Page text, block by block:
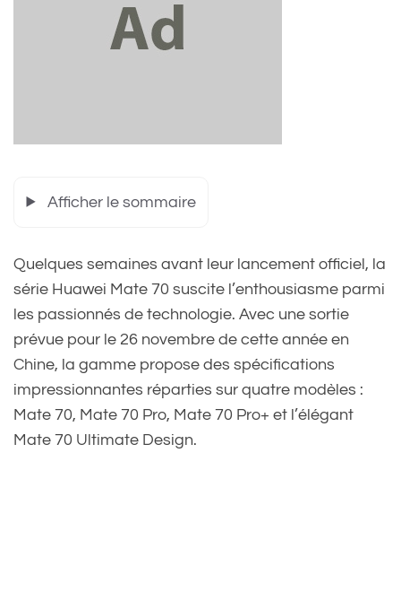
Afficher le sommaire
Quelques semaines avant leur lancement officiel, la
série Huawei Mate 70 suscite l’enthousiasme parmi
les passionnés de technologie. Avec une sortie
prévue pour le 26 novembre de cette année en
Chine, la gamme propose des spécifications
impressionnantes réparties sur quatre modèles :
Mate 70, Mate 70 Pro, Mate 70 Pro+ et l’élégant
Mate 70 Ultimate Design.